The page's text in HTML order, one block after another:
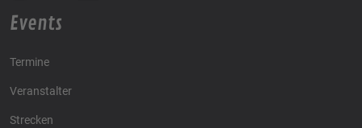
Events
Termine
Veranstalter
Strecken